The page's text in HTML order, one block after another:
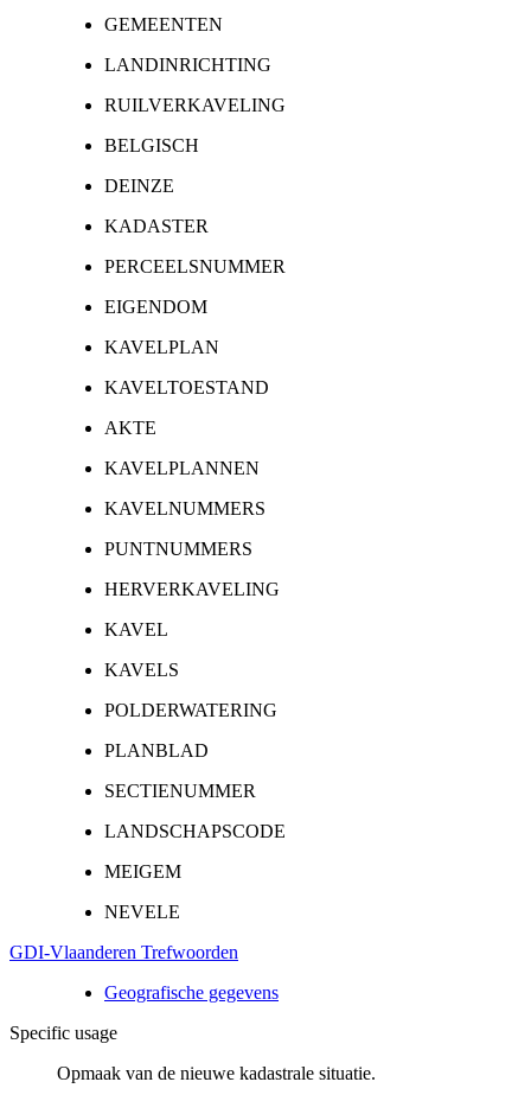
GEMEENTEN
LANDINRICHTING
RUILVERKAVELING
BELGISCH
DEINZE
KADASTER
PERCEELSNUMMER
EIGENDOM
KAVELPLAN
KAVELTOESTAND
AKTE
KAVELPLANNEN
KAVELNUMMERS
PUNTNUMMERS
HERVERKAVELING
KAVEL
KAVELS
POLDERWATERING
PLANBLAD
SECTIENUMMER
LANDSCHAPSCODE
MEIGEM
NEVELE
GDI-Vlaanderen Trefwoorden
Geografische gegevens
Specific usage
Opmaak van de nieuwe kadastrale situatie.